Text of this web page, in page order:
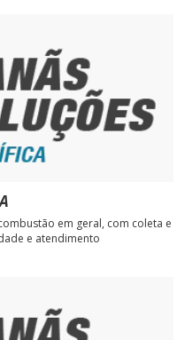
em geral, com coleta e
e atendimento